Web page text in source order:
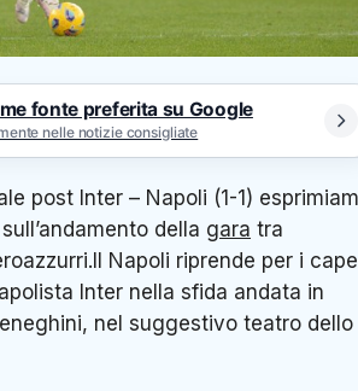
fonte preferita su Google
nelle notizie consigliate
post Inter – Napoli (1-1)
della gara tra
Napoli riprende per i
Inter nella sfida andata in
nel suggestivo teatro dello